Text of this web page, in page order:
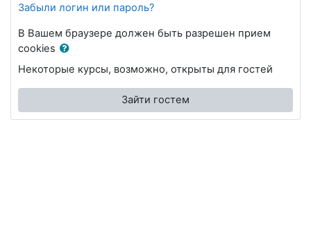
Забыли логин или пароль?
В Вашем браузере должен быть разрешен прием
cookies
Некоторые курсы, возможно, открыты для гостей
Зайти гостем